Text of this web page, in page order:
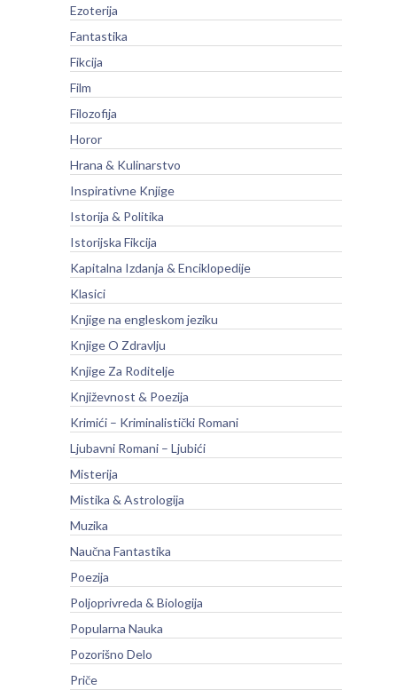
Ezoterija
Fantastika
Fikcija
Film
Filozofija
Horor
Hrana & Kulinarstvo
Inspirativne Knjige
Istorija & Politika
Istorijska Fikcija
Kapitalna Izdanja & Enciklopedije
Klasici
Knjige na engleskom jeziku
Knjige O Zdravlju
Knjige Za Roditelje
Književnost & Poezija
Krimići – Kriminalistički Romani
Ljubavni Romani – Ljubići
Misterija
Mistika & Astrologija
Muzika
Naučna Fantastika
Poezija
Poljoprivreda & Biologija
Popularna Nauka
Pozorišno Delo
Priče